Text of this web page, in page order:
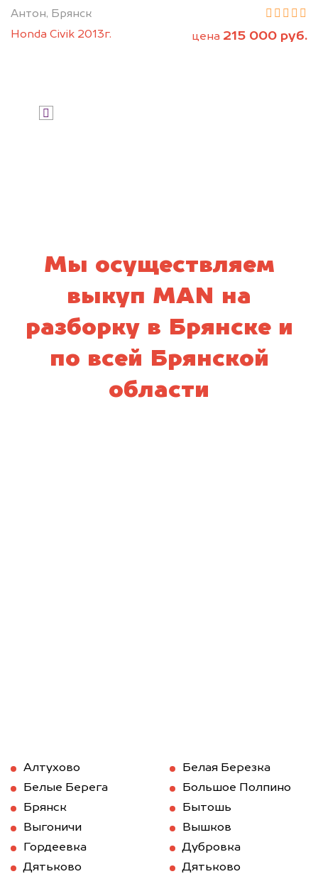
Антон, Брянск
Honda Civik 2013г.
цена 215 000 руб.
Мы осуществляем
выкуп MAN на
разборку в Брянске и
по всей Брянской
области
Алтухово
Белая Березка
Белые Берега
Большое Полпино
Брянск
Бытошь
Выгоничи
Вышков
Гордеевка
Дубровка
Дятьково
Дятьково